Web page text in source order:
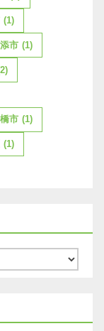
(1)
市 (1)
市 (1)
(1)